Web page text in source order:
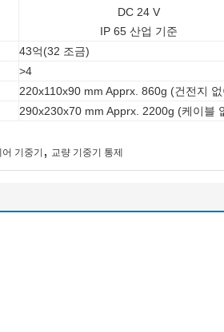
DC 24 V
IP 65 산업 기준
43억(32 조금)
>4
220x110x90 mm Apprx. 860g (건전지 없
290x230x70 mm Apprx. 2200g (케이블
기중기 , 교량 기중기 통제